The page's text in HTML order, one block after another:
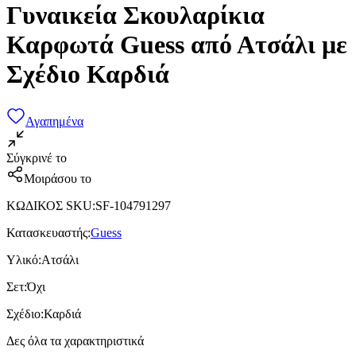
Γυναικεία Σκουλαρίκια
Καρφωτά Guess από Ατσάλι με
Σχέδιο Καρδιά
Αγαπημένα
Σύγκρινέ το
Μοιράσου το
ΚΩΔΙΚΟΣ SKU:SF-104791297
Κατασκευαστής:Guess
Υλικό:Ατσάλι
Σετ:Όχι
Σχέδιο:Καρδιά
Δες όλα τα χαρακτηριστικά